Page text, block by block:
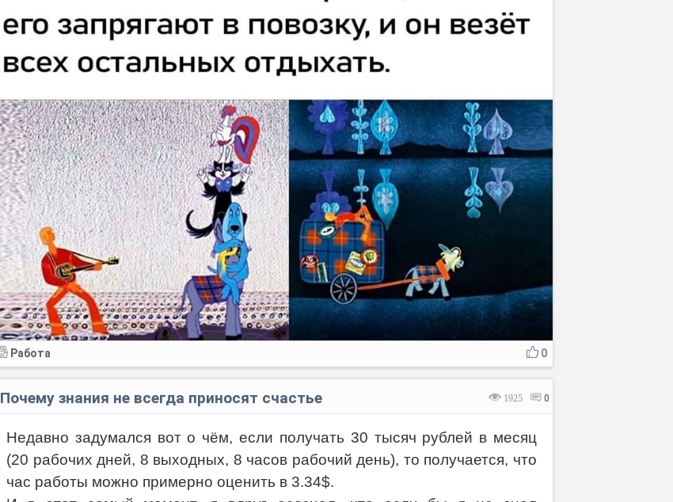
0
Работа
1925 0
Почему знания не всегда приносят счастье
Недавно задумался вот о чём, если получать 30 тысяч рублей в месяц
(20 рабочих дней, 8 выходных, 8 часов рабочий день), то получается, что
час работы можно примерно оценить в 3.34$.